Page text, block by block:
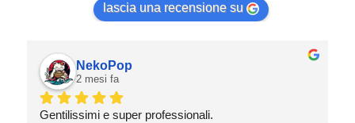
lascia una recensione su
NekoPop
2 mesi fa
Gentilissimi e super professionali.